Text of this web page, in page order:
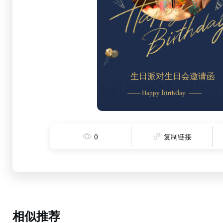
0 复制链接
相似推荐